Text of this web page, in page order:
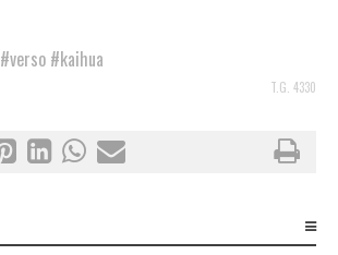
#verso #kaihua
T.G. 4330